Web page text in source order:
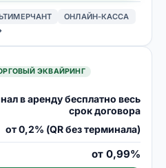
ОНЛАЙН-КАССА
ЭКВАЙРИНГ
в аренду бесплатно весь
срок договора
от 0,2% (QR без терминала)
от 0,99%